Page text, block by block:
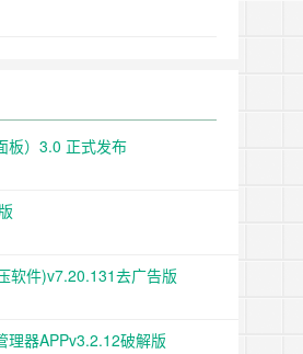
板）3.0 正式发布
软件)v7.20.131去广告版
理器APPv3.2.12破解版